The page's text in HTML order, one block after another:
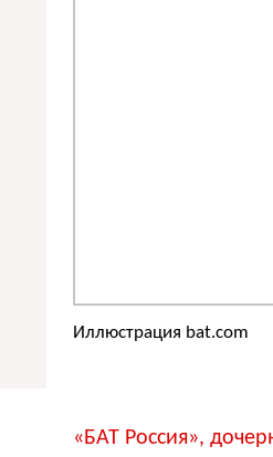
Иллюстрация bat.com
«БАТ Россия»,